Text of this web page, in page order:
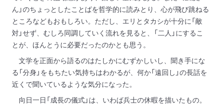
ん」のちょっとしたことばを哲学的に読みとり、心が飛び跳ねる
ところなどもおもしろい。ただし、エリとタカシが十分に「敵
対」せず、むしろ同調していく流れを見ると、「二人」にするこ
とが、ほんとうに必要だったのかとも思う。
文学を正面から語るのはたしかにむずかしいし、聞き手にな
る「分身」をもちたい気持ちはわかるが、何か「遠回し」の長話を
近くで聞いているような気分になった。
向日一日「成長の儀式」は、いわば兵士の休暇を描いたもの。